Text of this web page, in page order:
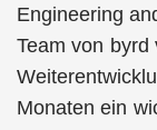
Engineering
Team von byrd
Monaten ein